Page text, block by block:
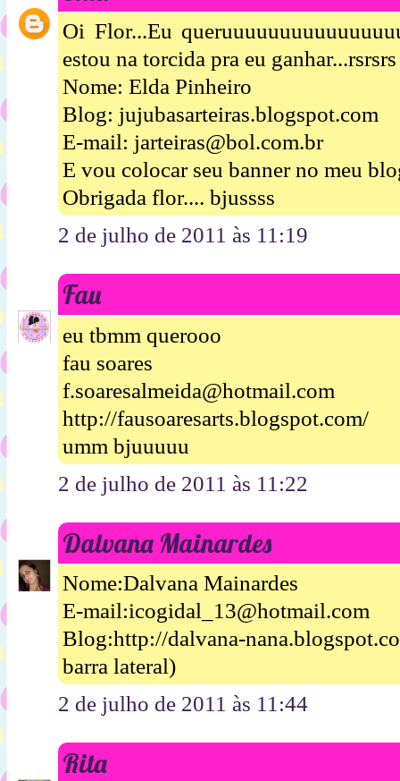
Oi Flor...Eu
estou na torcida pra eu ganhar...rsrsrs
Nome: Elda Pinheiro
Blog: jujubasarteiras.blogspot.com
E-mail: jarteiras@bol.com.br
E vou colocar seu banner no meu
Obrigada flor.... bjussss
2 de julho de 2011 às 11:19
Fau
eu tbmm querooo
fau soares
f.soaresalmeida@hotmail.com
http://fausoaresarts.blogspot.com/
umm bjuuuuu
2 de julho de 2011 às 11:22
Dalvana Mainardes
Nome:Dalvana Mainardes
E-mail:icogidal_13@hotmail.com
Blog:http://dalvana-
barra lateral)
2 de julho de 2011 às 11:44
Rita